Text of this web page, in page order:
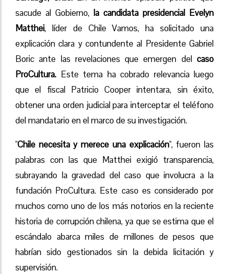
sacude al Gobierno, la candidata presidencial Evelyn
Matthei, líder de Chile Vamos, ha solicitado una
explicación clara y contundente al Presidente Gabriel
Boric ante las revelaciones que emergen del caso
ProCultura. Este tema ha cobrado relevancia luego
que el fiscal Patricio Cooper intentara, sin éxito,
obtener una orden judicial para interceptar el teléfono
del mandatario en el marco de su investigación.
"Chile necesita y merece una explicación", fueron las
palabras con las que Matthei exigió transparencia,
subrayando la gravedad del caso que involucra a la
fundación ProCultura. Este caso es considerado por
muchos como uno de los más notorios en la reciente
historia de corrupción chilena, ya que se estima que el
escándalo abarca miles de millones de pesos que
habrían sido gestionados sin la debida licitación y
supervisión.